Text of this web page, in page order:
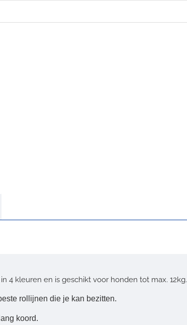
4 kleuren en is geschikt voor honden tot max. 12kg.
rollijnen die je kan bezitten.
koord.